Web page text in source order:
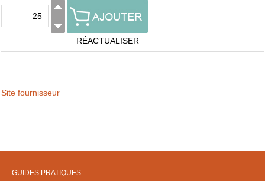
RÉACTUALISER
Site fournisseur
GUIDES PRATIQUES